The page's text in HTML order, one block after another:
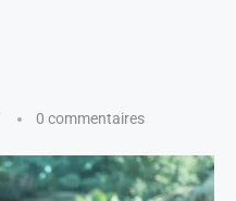
0 commentaires